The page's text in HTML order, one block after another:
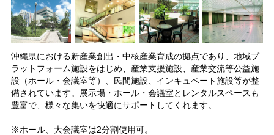
沖縄県における新産業創出・中核産業育成の拠点であり、地域プ
ラットフォーム施設をはじめ、産業支援施設、産業交流等公益施
設（ホール・会議室等）、民間施設、インキュベート施設等が整
備されています。展示場・ホール・会議室とレンタルスペースも
豊富で、様々な集いを快適にサポートしてくれます。
※ホール、大会議室は2分割使用可。